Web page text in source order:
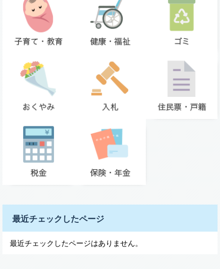
最近チェックしたページ
最近チェックしたページはありません。